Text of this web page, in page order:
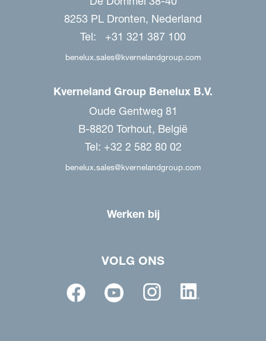
8253 PL Dronten, Nederland
Tel: +31 321 387 100
benelux.sales@kvernelandgroup.com
Kverneland Group Benelux B.V.
Oude Gentweg 81
B-8820 Torhout, België
Tel: +32 2 582 80 02
benelux.sales@kvernelandgroup.com
Werken bij
VOLG ONS